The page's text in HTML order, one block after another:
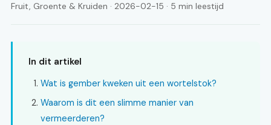
Fruit, Groente & Kruiden · 2026-02-15 · 5 min leestijd
In dit artikel
Wat is gember kweken uit een wortelstok?
Waarom is dit een slimme manier van
vermeerderen?